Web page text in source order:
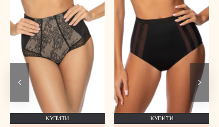
КУПИТИ КУПИТИ